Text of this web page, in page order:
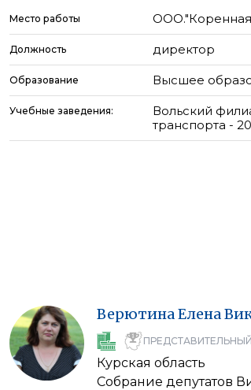
Место работы
Должность директор
Образование Высшее
Учебные заведения:
Вольский
транспорта -
ВерютинаЕлена
Курская область
Собрание депутатов